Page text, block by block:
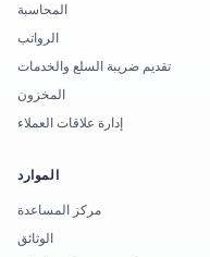
المحاسبة
الرواتب
تقديم ضريبة السلع والخدمات
المخزون
إدارة علاقات العملاء
الموارد
مركز المساعدة
الوثائق